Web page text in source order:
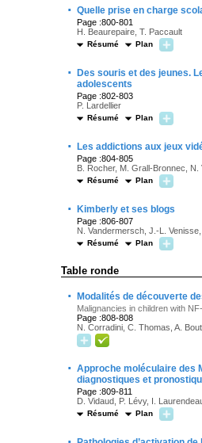
· Quelle prise en charge
Page :800-801
H. Beaurepaire, T. Paccault
Résumé Plan
·
Des souris et des jeunes.
adolescents
Page :802-803
P. Lardellier
Résumé Plan
· Les addictions aux jeux
Page :804-805
B. Rocher, M. Grall-Bronnec,
Résumé Plan
· Kimberly et ses blogs
Page :806-807
N. Vandermersch, J.-L.
Résumé Plan
Table ronde
· Modalités de découverte
Malignancies in children with
Page :808-808
N. Corradini, C. Thomas, A.
· Approche moléculaire des
diagnostiques et
Page :809-811
D. Vidaud, P. Lévy, I.
Résumé Plan